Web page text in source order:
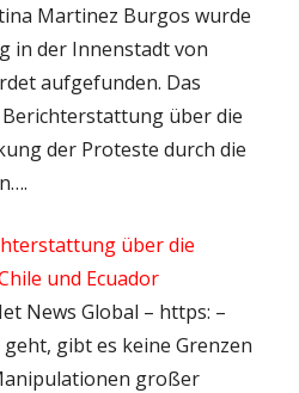
Martinez Burgos wurde
in der Innenstadt von
aufgefunden. Das
über die
der Proteste durch die
über die
und Ecuador
News Global – https: –
gibt es keine Grenzen
großer